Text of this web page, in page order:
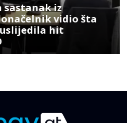
iz
vidio šta
hit